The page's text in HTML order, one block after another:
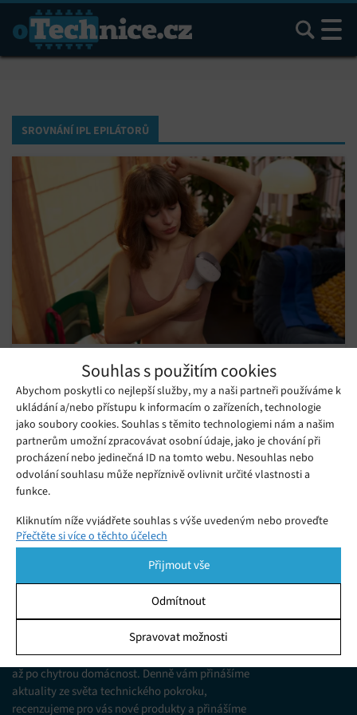
Souhlas s použitím cookies
Abychom poskytli co nejlepší služby, my a naši partneři používáme k
ukládání a/nebo přístupu k informacím o zařízeních, technologie
jako soubory cookies. Souhlas s těmito technologiemi nám a našim
partnerům umožní zpracovávat osobní údaje, jako je chování při
procházení nebo jedinečná ID na tomto webu. Nesouhlas nebo
odvolání souhlasu může nepříznivě ovlivnit určité vlastnosti a
funkce.
Kliknutím níže vyjádřete souhlas s výše uvedeným nebo proveďte
podrobnější rozhodnutí. Vaše volby budou použity pouze na tomto
pomocí přepínačů v Zásadách cookies nebo kliknutím na tlačítko
Spravovat souhlas ve spodní části obrazovky.
Ukládání a/nebo přístup k informacím v zařízení, Porozumění
publiku prostřednictvím statistik nebo kombinací údajů z
různých zdrojů.
Přečtěte si více o těchto účelech
Přijmout vše
Odmítnout
Spravovat možnosti
Hledat
SROVNÁNÍ IPL EPILÁTORŮ
Srovnání IPL epilátorů 2026: Který vybrat?
Středa 17. 06. 2026 Ivana
Chcete hladkou pokožku bez neustálého holení? Naše srovnání
IPL epilátorů vám usnadní výběr a odhalí skutečné výsledky
testů.
Jsme web zajímající se o technologické novinky
od mobilních telefonů, přes domácí spotřebiče
až po chytrou domácnost. Denně vám přinášíme
aktuality ze světa technického pokroku,
recenzujeme pro vás nové produkty a přinášíme